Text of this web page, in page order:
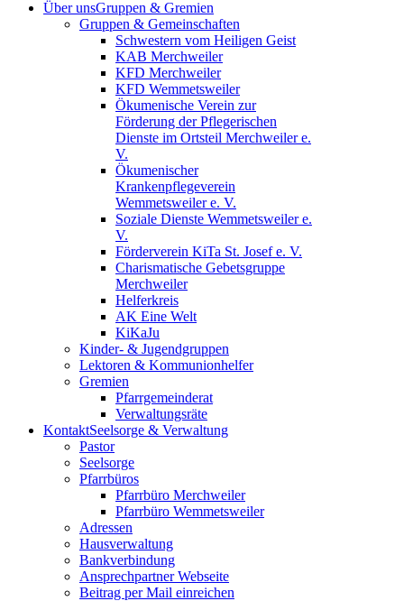
Über unsGruppen & Gremien
Gruppen & Gemeinschaften
Schwestern vom Heiligen Geist
KAB Merchweiler
KFD Merchweiler
KFD Wemmetsweiler
Ökumenische Verein zur
Förderung der Pflegerischen
Dienste im Ortsteil Merchweiler e.
V.
Ökumenischer
Krankenpflegeverein
Wemmetsweiler e. V.
Soziale Dienste Wemmetsweiler e.
V.
Förderverein KiTa St. Josef e. V.
Charismatische Gebetsgruppe
Merchweiler
Helferkreis
AK Eine Welt
KiKaJu
Kinder- & Jugendgruppen
Lektoren & Kommunionhelfer
Gremien
Pfarrgemeinderat
Verwaltungsräte
KontaktSeelsorge & Verwaltung
Pastor
Seelsorge
Pfarrbüros
Pfarrbüro Merchweiler
Pfarrbüro Wemmetsweiler
Adressen
Hausverwaltung
Bankverbindung
Ansprechpartner Webseite
Beitrag per Mail einreichen